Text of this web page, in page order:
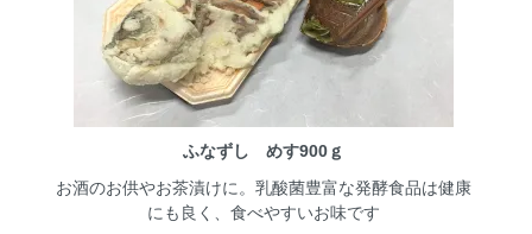
ふなずし めす900ｇ
お酒のお供やお茶漬けに。乳酸菌豊富な発酵食品は健康
にも良く、食べやすいお味です